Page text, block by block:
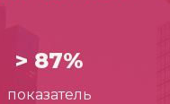
> 87%
показатель